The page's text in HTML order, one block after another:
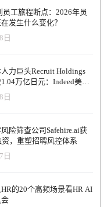
，80%每周至少使用一
率（ROI），74%表示结
上排名第三，仅次于IT和
得了什
是我称之为“第一阶段”的使
结会议、分析数据、查
的应用确实带来了实在的
”的革命。微软对此早已深
件”。 当然，AI能
署了企业级AI代理
司都会拥有自己的AI代
员工旅程断点：2026年员
发生什么变化？
日
人力巨头Recruit Holdings
万亿日元：Indeed美国
，AI招聘推动利润率升
日
风险筛查公司Safehire.ai获
，重塑招聘风控体系
日
的20个高频场景看HR AI